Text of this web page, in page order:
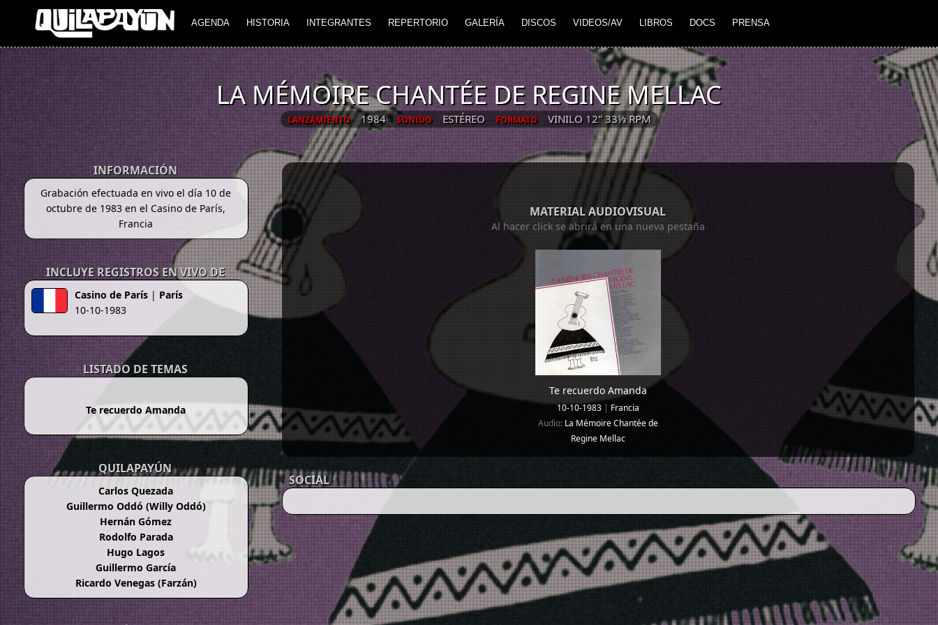
AGENDA HISTORIA INTEGRANTES REPERTORIO GALERÍA DISCOS VIDEOS/AV LIBROS DOCS PRENSA
LA MÉMOIRE CHANTÉE DE REGINE MELLAC
LANZAMIENTO 1984 SONIDO ESTÉREO FORMATO VINILO 12" 33⅓ RPM
INFORMACIÓN
Grabación efectuada en vivo el día 10 de
octubre de 1983 en el Casino de París,
Francia
INCLUYE REGISTROS EN VIVO DE
Casino de París| París
10-10-1983
LISTADO DE TEMAS
Te recuerdo Amanda
QUILAPAYÚN
Carlos Quezada
Guillermo Oddó (Willy Oddó)
Hernán Gómez
Rodolfo Parada
Hugo Lagos
Guillermo García
Ricardo Venegas (Farzán)
MATERIAL AUDIOVISUAL
Al hacer click se abrirá en una nueva pestaña
Te recuerdo Amanda
10-10-1983| Francia
Audio: La Mémoire Chantée de
Regine Mellac
SOCIAL